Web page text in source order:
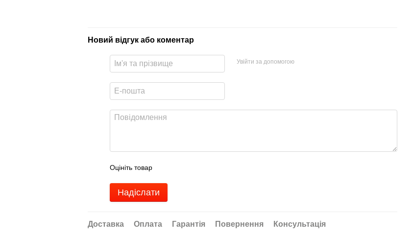
Новий відгук або коментар
Увійти за допомогою
Оцініть товар
Надіслати
Доставка Оплата Гарантія Повернення Консультація